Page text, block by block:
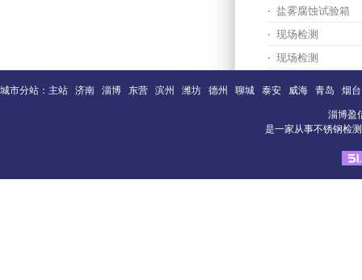
盐雾腐蚀试验箱
现场检测
现场检测
城市分站： 主站 济南 淄博 东营 滨州 潍坊 德州 聊城 泰安 威海 青岛 烟台
淄博盈
是一家从事不锈钢检